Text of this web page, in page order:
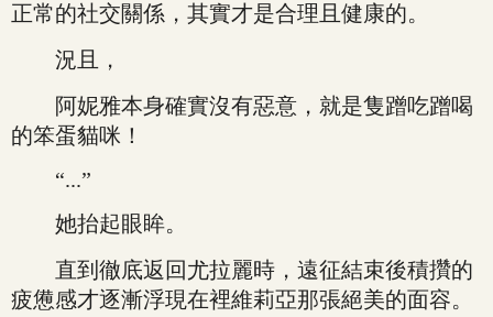
正常的社交關係，其實才是合理且健康的。
況且，
阿妮雅本身確實沒有惡意，就是隻蹭吃蹭喝
的笨蛋貓咪！
“...”
她抬起眼眸。
直到徹底返回尤拉麗時，遠征結束後積攢的
疲憊感才逐漸浮現在裡維莉亞那張絕美的面容。